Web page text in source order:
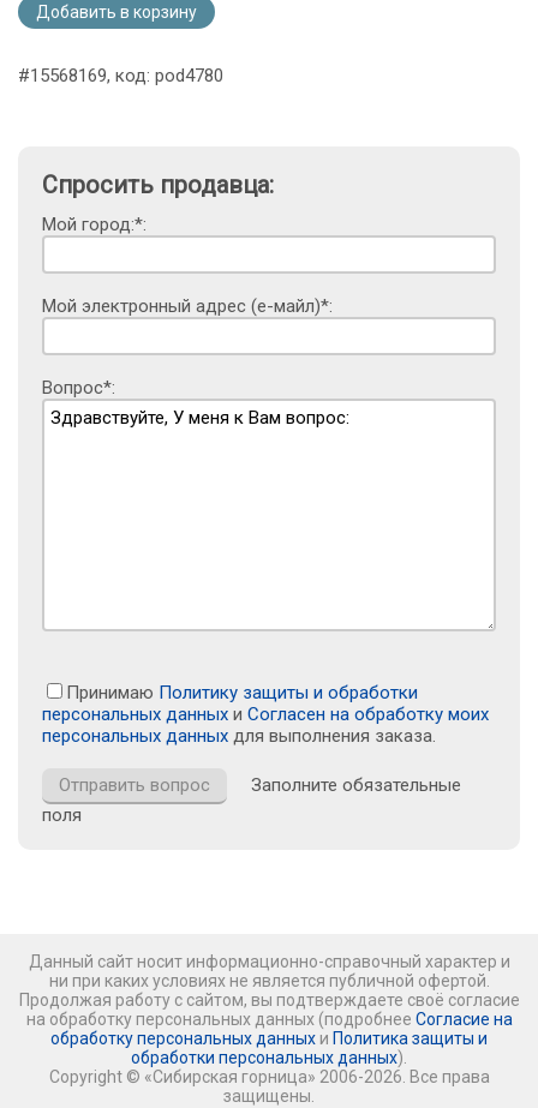
Добавить в корзину
#15568169, код: pod4780
Спросить продавца:
Мой город:*:
Мой электронный адрес (е-майл)*:
Вопрос*:
Принимаю Политику защиты и обработки
персональных данных и Согласен на обработку моих
персональных данных для выполнения заказа.
Заполните обязательные
поля
Данный сайт носит информационно-справочный характер и
ни при каких условиях не является публичной офертой.
Продолжая работу с сайтом, вы подтверждаете своё согласие
на обработку персональных данных (подробнее Согласие на
обработку персональных данных и Политика защиты и
обработки персональных данных).
Copyright © «Сибирская горница» 2006-2026. Все права
защищены.